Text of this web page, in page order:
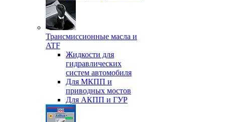
Трансмиссионные масла и
ATF
Жидкости для
гидравлических
систем автомобиля
Для МКПП и
приводных мостов
Для АКПП и ГУР